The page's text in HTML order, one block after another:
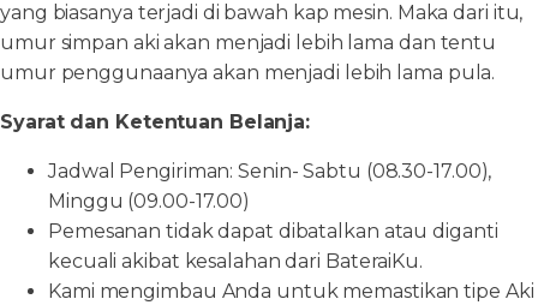
yang biasanya terjadi di bawah kap mesin. Maka dari itu,
umur simpan aki akan menjadi lebih lama dan tentu
umur penggunaanya akan menjadi lebih lama pula.
Syarat dan Ketentuan Belanja:
Jadwal Pengiriman: Senin- Sabtu (08.30-17.00),
Minggu (09.00-17.00)
Pemesanan tidak dapat dibatalkan atau diganti
kecuali akibat kesalahan dari BateraiKu.
Kami mengimbau Anda untuk memastikan tipe Aki